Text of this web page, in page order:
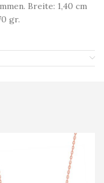
Breite: 1,40 cm
gr.